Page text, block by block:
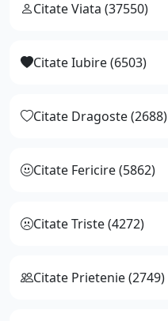
Citate Viata (37550)
Citate Iubire (6503)
Citate Dragoste (2688)
Citate Fericire (5862)
Citate Triste (4272)
Citate Prietenie (2749)